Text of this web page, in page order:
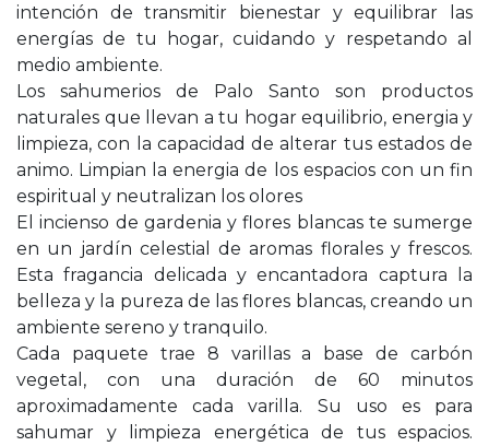
intención de transmitir bienestar y equilibrar las
energías de tu hogar, cuidando y respetando al
medio ambiente.
Los sahumerios de Palo Santo son productos
naturales que llevan a tu hogar equilibrio, energia y
limpieza, con la capacidad de alterar tus estados de
animo. Limpian la energia de los espacios con un fin
espiritual y neutralizan los olores
El incienso de gardenia y flores blancas te sumerge
en un jardín celestial de aromas florales y frescos.
Esta fragancia delicada y encantadora captura la
belleza y la pureza de las flores blancas, creando un
ambiente sereno y tranquilo.
Cada paquete trae 8 varillas a base de carbón
vegetal, con una duración de 60 minutos
aproximadamente cada varilla. Su uso es para
sahumar y limpieza energética de tus espacios.